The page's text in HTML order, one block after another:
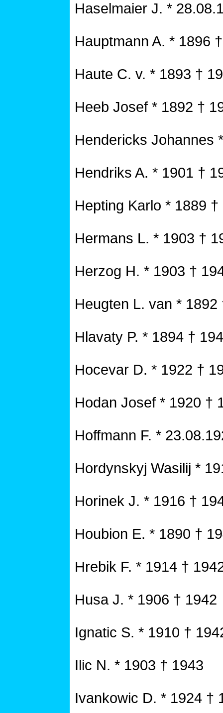
Haselmaier J. *
Hauptmann A. * 1896
Haute C. v. * 1893 †
Heeb Josef * 1892 †
Hendericks Johannes
Hendriks A. * 1901 †
Hepting Karlo * 1889 †
Hermans L. * 1903 †
Herzog H. * 1903 †
Heugten L. van * 1892
Hlavaty P. * 1894 †
Hocevar D. * 1922 †
Hodan Josef * 1920 †
Hoffmann F. *
Hordynskyj Wasilij *
Horinek J. * 1916 †
Houbion E. * 1890 †
Hrebik F. * 1914 †
Husa J. * 1906 † 1942
Ignatic S. * 1910 †
Ilic N. * 1903 † 1943
Ivankowic D. * 1924 †